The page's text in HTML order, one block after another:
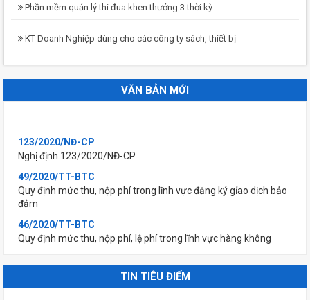
Phần mềm quản lý thi đua khen thưởng 3 thời kỳ
KT Doanh Nghiệp dùng cho các công ty sách, thiết bị
VĂN BẢN MỚI
Nghị định 123/2020/NĐ-CP
Quy định mức thu, nộp phí trong lĩnh vực đăng ký gỉao dịch bảo
đảm
Quy định mức thu, nộp phí, lệ phí trong lĩnh vực hàng không
Quy định mức thu, nộp phí đăng ký (xác nhận) sử dụng mã số
mã vạch nước ngoài và lệ phí sở hữu công nghiệp
TIN TIÊU ĐIỂM